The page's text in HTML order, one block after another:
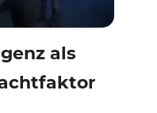
als